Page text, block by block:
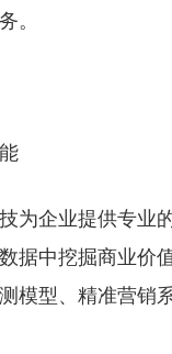
。
为企业提供专业
据中挖掘商业价
模型、精准营销